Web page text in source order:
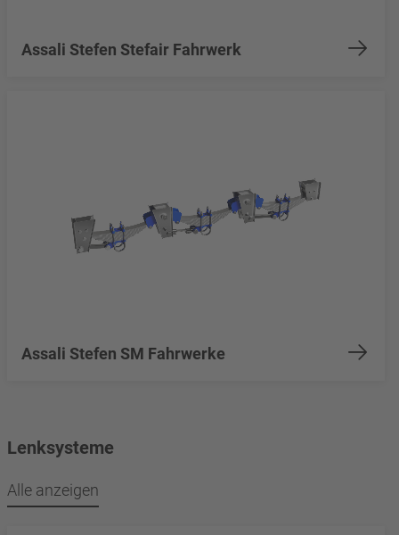
Assali Stefen Stefair Fahrwerk
Assali Stefen SM Fahrwerke
Lenksysteme
Alle anzeigen